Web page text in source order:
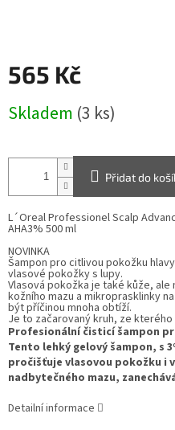
565 Kč
cena:
Skladem (3 ks)
Přidat do
L´Oreal Professionel Scalp
AHA3% 500 ml
NOVINKA
Šampon pro citlivou pokožku
vlasové pokožky s lupy.
Vlasová pokožka je také kůže,
kožního mazu a mikroprasklinky
být příčinou mnoha obtíží.
Je to začarovaný kruh, ze
Profesionální čisticí šampon
Tento lehký gelový šampon, s
pročišťuje vlasovou pokožku i
nadbytečného mazu,
Detailní informace